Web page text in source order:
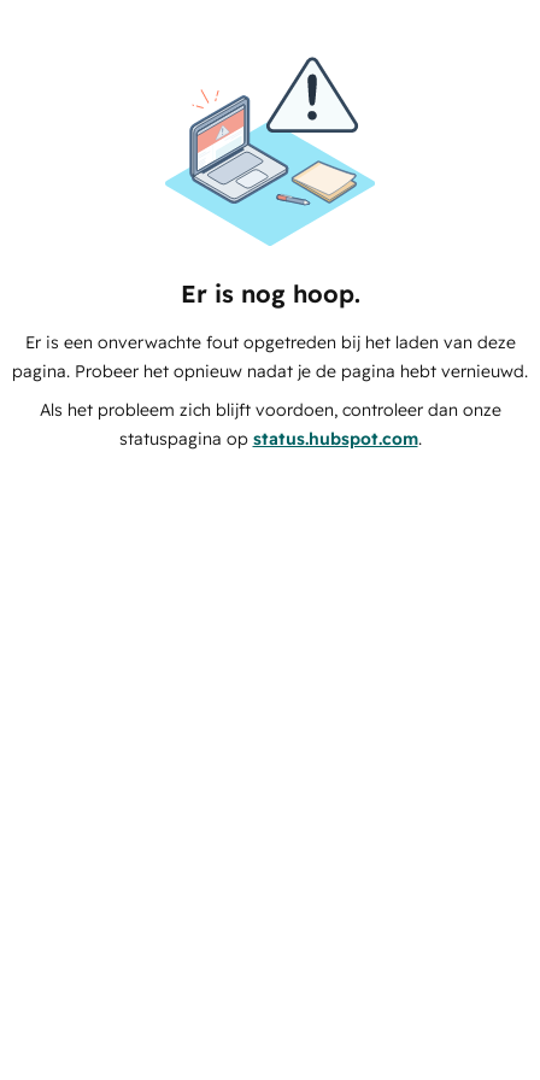
Er is nog hoop.
Er is een onverwachte fout opgetreden bij het laden van deze
pagina. Probeer het opnieuw nadat je de pagina hebt vernieuwd.
Als het probleem zich blijft voordoen, controleer dan onze
statuspagina op status.hubspot.com.